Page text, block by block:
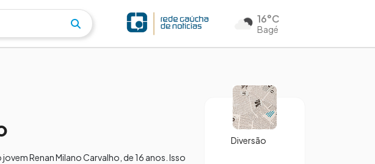
16°C
Bagé
Renan Milano Carvalho, de 16 anos. Isso
Diversão